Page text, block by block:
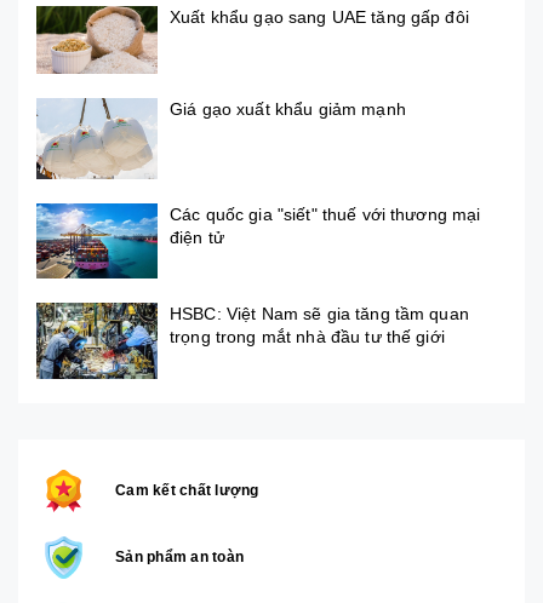
Xuất khẩu gạo sang UAE tăng gấp đôi
Giá gạo xuất khẩu giảm mạnh
Các quốc gia "siết" thuế với thương mại
điện tử
HSBC: Việt Nam sẽ gia tăng tầm quan
trọng trong mắt nhà đầu tư thế giới
Cam kết chất lượng
Sản phẩm an toàn